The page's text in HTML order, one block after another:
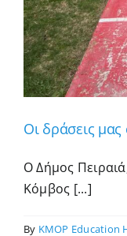
Οι δράσεις
Ο Δήμος
Κόμβος [...]
By KMOP Education